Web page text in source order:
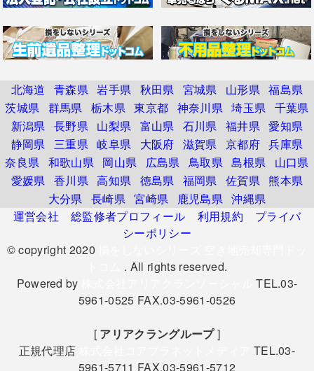
北海道 青森県 岩手県 秋田県 宮城県 山形県 福島県
茨城県 群馬県 栃木県 東京都 神奈川県 埼玉県 千葉県
新潟県 長野県 山梨県 富山県 石川県 福井県 愛知県
静岡県 三重県 岐阜県 大阪府 滋賀県 京都府 兵庫県
奈良県 和歌山県 岡山県 広島県 鳥取県 島根県
山口県
愛媛県 香川県 高知県 徳島県 福岡県 佐賀県 熊本県
大分県 長崎県 宮崎県 鹿児島県 沖縄県
運営会社
総監修者プロフィール 利用規約
プライバ
シーポリシー
© copyright 2020
. All rights reserved.
Powered by
TEL.03-
5961-0525 FAX.03-5961-0526
[ アリアクラングループ]
正規代理店
TEL.03-
5961-5711 FAX.03-5961-5712